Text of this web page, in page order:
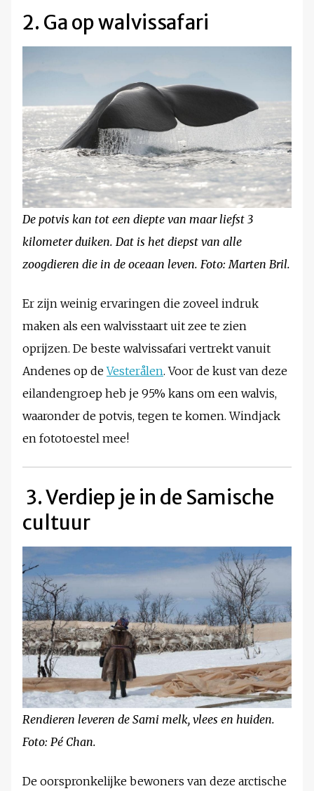
2. Ga op walvissafari
De potvis kan tot een diepte van maar liefst 3
kilometer duiken. Dat is het diepst van alle
zoogdieren die in de oceaan leven. Foto: Marten Bril.
Er zijn weinig ervaringen die zoveel indruk
maken als een walvisstaart uit zee te zien
oprijzen. De beste walvissafari vertrekt vanuit
Andenes op deVesterålen. Voor de kust van deze
eilandengroep heb je 95% kans om een walvis,
waaronder de potvis, tegen te komen. Windjack
en fototoestel mee!
3. Verdiep je in de Samische
cultuur
Rendieren leveren de Sami melk, vlees en huiden.
Foto: Pé Chan.
De oorspronkelijke bewoners van deze arctische